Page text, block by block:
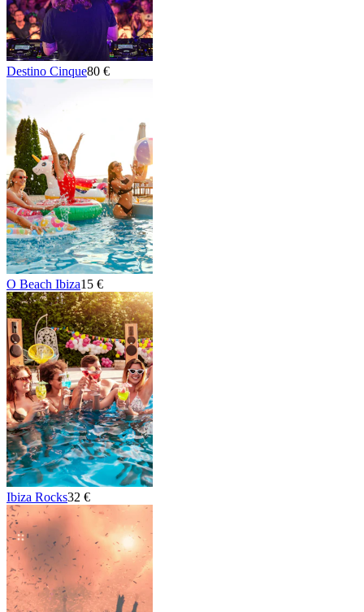
Destino Cinque80 €
O Beach Ibiza15 €
Ibiza Rocks32 €